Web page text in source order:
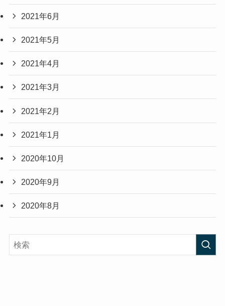
2021年6月
2021年5月
2021年4月
2021年3月
2021年2月
2021年1月
2020年10月
2020年9月
2020年8月